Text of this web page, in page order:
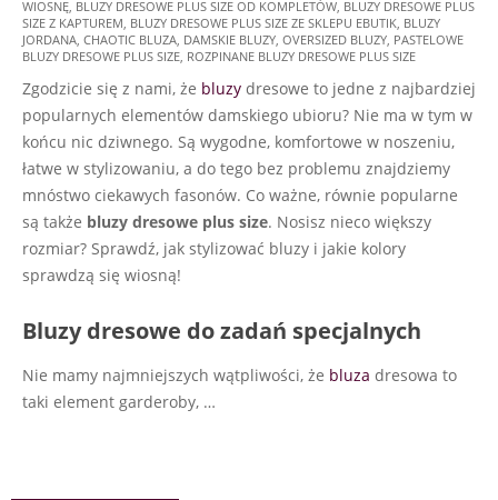
31
WIOSNĘ BLUZY DRESOWE PLUS SIZE OD KOMPLETÓW BLUZY DRESOWE PLUS
SIZE Z KAPTUREM BLUZY DRESOWE PLUS SIZE ZE SKLEPU EBUTIK BLUZY
JORDANA CHAOTIC BLUZA DAMSKIE BLUZY OVERSIZED BLUZY PASTELOWE
BLUZY DRESOWE PLUS SIZE ROZPINANE BLUZY DRESOWE PLUS SIZE
Zgodzicie się z nami, że bluzy dresowe to jedne z najbardziej
popularnych elementów damskiego ubioru? Nie ma w tym w
końcu nic dziwnego. Są wygodne, komfortowe w noszeniu,
łatwe w stylizowaniu, a do tego bez problemu znajdziemy
mnóstwo ciekawych fasonów. Co ważne, równie popularne
są także bluzy dresowe plus size. Nosisz nieco większy
rozmiar? Sprawdź, jak stylizować bluzy i jakie kolory
sprawdzą się wiosną!
Bluzy dresowe do zadań specjalnych
Nie mamy najmniejszych wątpliwości, że bluza dresowa to
taki element garderoby, …